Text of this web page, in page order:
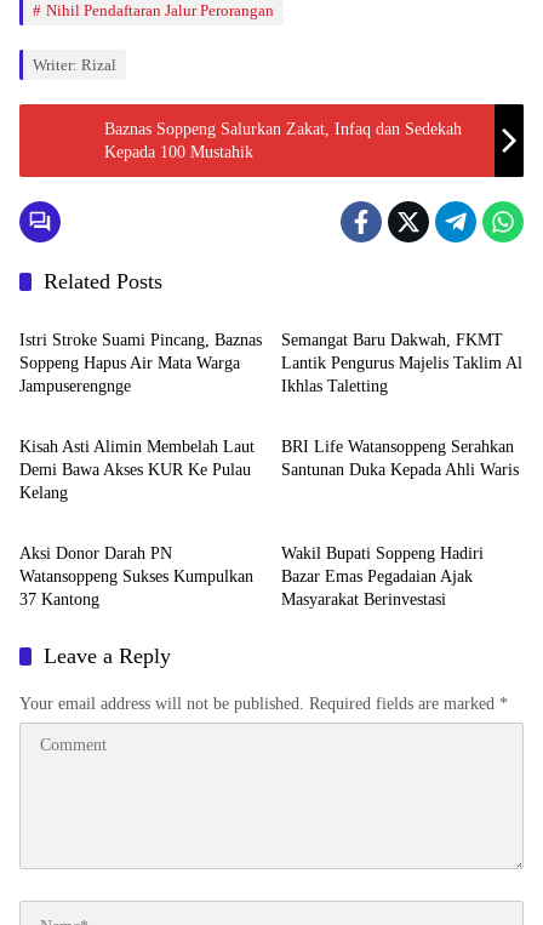
Nihil Pendaftaran Jalur Perorangan
Writer: Rizal
Baznas Soppeng Salurkan Zakat, Infaq dan Sedekah
Kepada 100 Mustahik
Related Posts
Daerah
Istri Stroke Suami Pincang, Baznas
Soppeng Hapus Air Mata Warga
Jampuserengnge
Semangat Baru Dakwah, FKMT
Lantik Pengurus Majelis Taklim Al
Ikhlas Taletting
Daerah
Kisah Asti Alimin Membelah Laut
Demi Bawa Akses KUR Ke Pulau
Kelang
Daerah
BRI Life Watansoppeng Serahkan
Santunan Duka Kepada Ahli Waris
Daerah
Aksi Donor Darah PN
Watansoppeng Sukses Kumpulkan
37 Kantong
Wakil Bupati Soppeng Hadiri
Bazar Emas Pegadaian Ajak
Masyarakat Berinvestasi
Leave a Reply
Your email address will not be published. Required fields are marked *